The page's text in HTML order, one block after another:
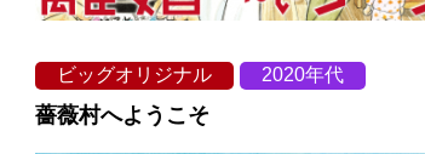
ビッグオリジナル 2020年代
薔薇村へようこそ